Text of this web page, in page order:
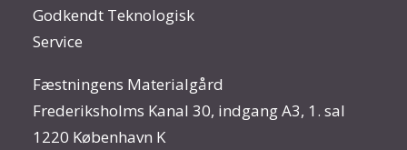
Godkendt Teknologisk
Service
Fæstningens Materialgård
Frederiksholms Kanal 30, indgang A3, 1. sal
1220 København K